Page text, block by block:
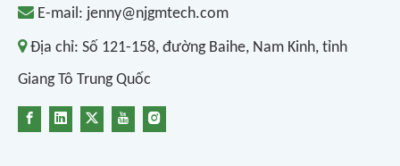
 E-mail: jenny@njgmtech.com
 Địa chỉ: Số 121-158, đường Baihe, Nam Kinh, tỉnh
Giang Tô Trung Quốc